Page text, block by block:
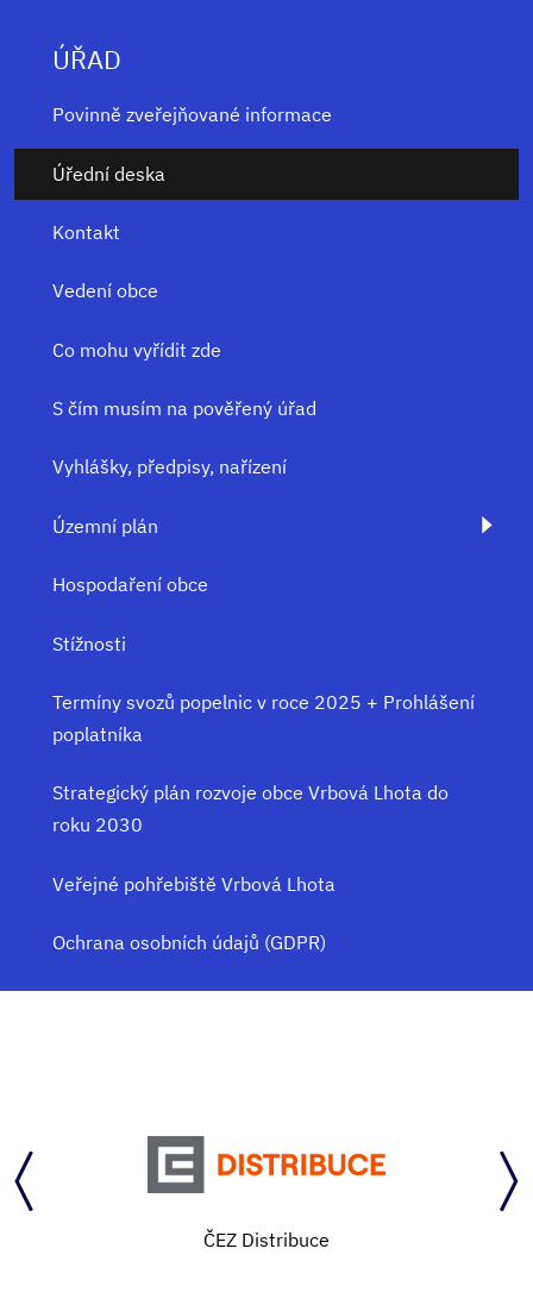
ÚŘAD
Povinně zveřejňované informace
Úřední deska
Kontakt
Vedení obce
Co mohu vyřídit zde
S čím musím na pověřený úřad
Vyhlášky, předpisy, nařízení
Územní plán
Hospodaření obce
Stížnosti
Termíny svozů popelnic v roce 2025 + Prohlášení
poplatníka
Strategický plán rozvoje obce Vrbová Lhota do
roku 2030
Veřejné pohřebiště Vrbová Lhota
Ochrana osobních údajů (GDPR)
ČEZ Distribuce